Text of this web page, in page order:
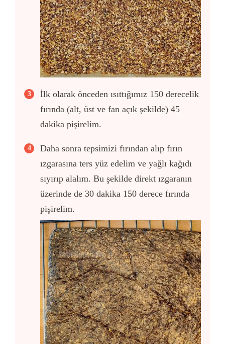
İlk olarak önceden ısıttığımız 150 derecelik
fırında (alt, üst ve fan açık şekilde) 45
dakika pişirelim.
Daha sonra tepsimizi fırından alıp fırın
ızgarasına ters yüz edelim ve yağlı kağıdı
sıyırıp alalım. Bu şekilde direkt ızgaranın
üzerinde de 30 dakika 150 derece fırında
pişirelim.